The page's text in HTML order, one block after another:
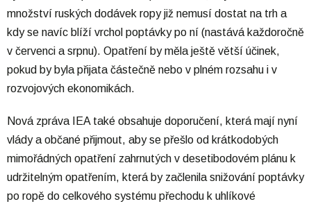
množství ruských dodávek ropy již nemusí dostat na trh a
kdy se navíc blíží vrchol poptávky po ní (nastává každoročně
v červenci a srpnu). Opatření by měla ještě větší účinek,
pokud by byla přijata částečně nebo v plném rozsahu i v
rozvojových ekonomikách.
Nová zpráva IEA také obsahuje doporučení, která mají nyní
vlády a občané přijmout, aby se přešlo od krátkodobých
mimořádných opatření zahrnutých v desetibodovém plánu k
udržitelným opatřením, která by začlenila snižování poptávky
po ropě do celkového systému přechodu k uhlíkové